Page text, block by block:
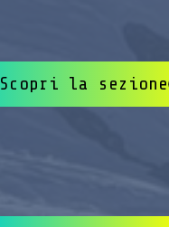
Scopri la sezione